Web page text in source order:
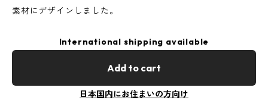
素材にデザインしました。
International shipping available
Add to cart
日本国内にお住まいの方向け